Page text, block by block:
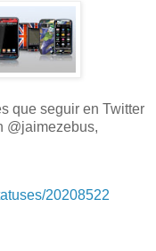
que seguir en Twitter
@jaimezebus,
20208522